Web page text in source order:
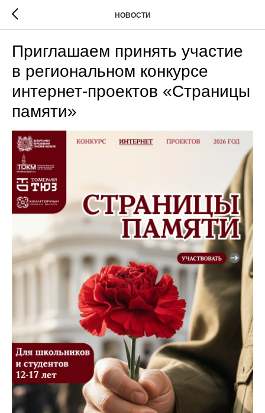
НОВОСТИ
Приглашаем принять участие
в региональном конкурсе
интернет-проектов «Страницы
памяти»